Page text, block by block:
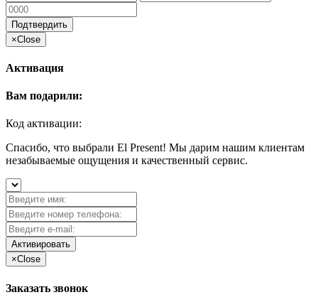
Подтвердить
×Close
Активация
Вам подарили:
Код активации:
Спасибо, что выбрали El Present! Мы дарим нашим клиентам
незабываемые ощущения и качественный сервис.
Активировать
×Close
Заказать звонок